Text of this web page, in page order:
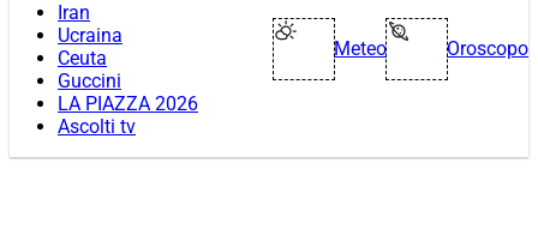
Iran
Ucraina
Ceuta
Guccini
LA PIAZZA 2026
Ascolti tv
Meteo Oroscopo